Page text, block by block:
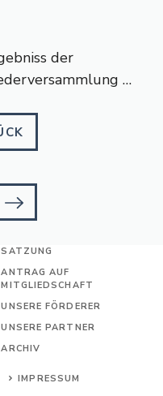
der
…
SATZUNG
ANTRAG AUF
MITGLIEDSCHAFT
UNSERE FÖRDERER
UNSERE PARTNER
ARCHIV
IMPRESSUM